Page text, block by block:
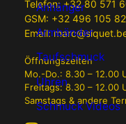
Anhänger
Armbänder
Taufschmuck
Uhren
Schmuck Videos
Telefon:+32 80 571
GSM: +32 496 105
Email:
Öffnungszeiten
Mo.-Do.: 8.30 – 12.00
Freitags: 8.30 – 12.00
Samstags & andere